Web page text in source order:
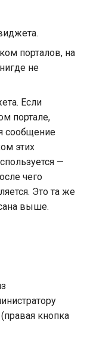
порталов, на
не
Если
портале,
сообщение
этих
—
чего
Это та же
выше.
кнопка